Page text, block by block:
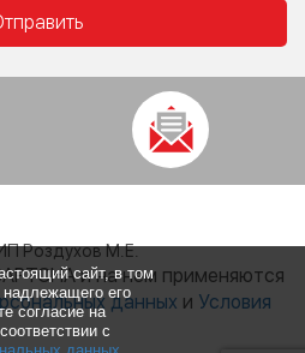
Роздухов М.Е.
и на нем применяются
данных и Условия
сайт, в том
его
согласие на
с